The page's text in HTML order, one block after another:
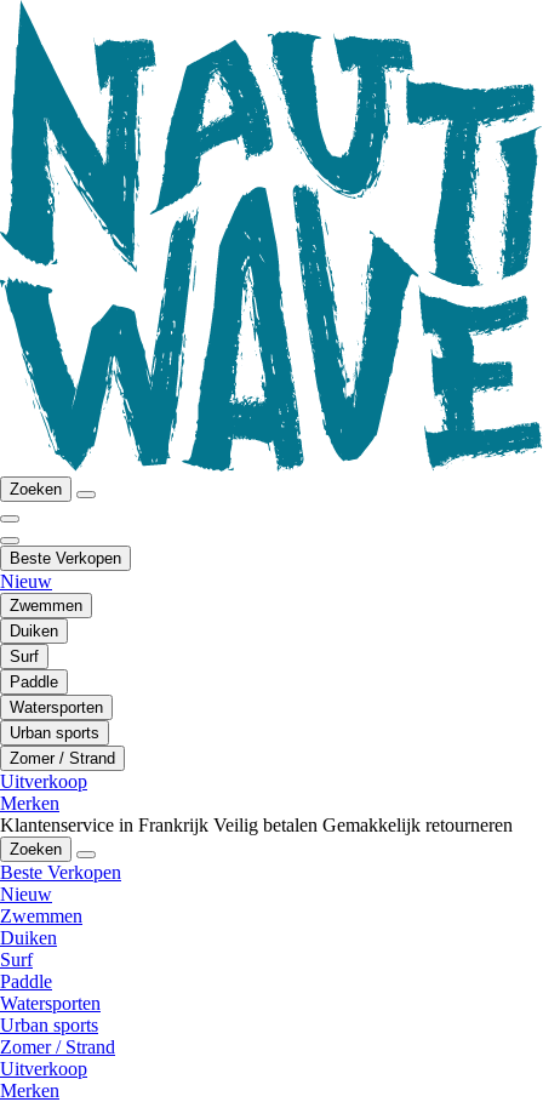
Zoeken
Beste Verkopen
Nieuw
Zwemmen
Duiken
Surf
Paddle
Watersporten
Urban sports
Zomer / Strand
Uitverkoop
Merken
Klantenservice in Frankrijk Veilig betalen Gemakkelijk retourneren
Zoeken
Beste Verkopen
Nieuw
Zwemmen
Duiken
Surf
Paddle
Watersporten
Urban sports
Zomer / Strand
Uitverkoop
Merken